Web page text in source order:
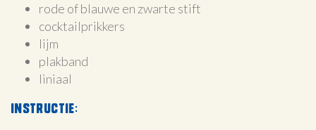
rode of blauwe en zwarte stift
cocktailprikkers
lijm
plakband
liniaal
Instructie: